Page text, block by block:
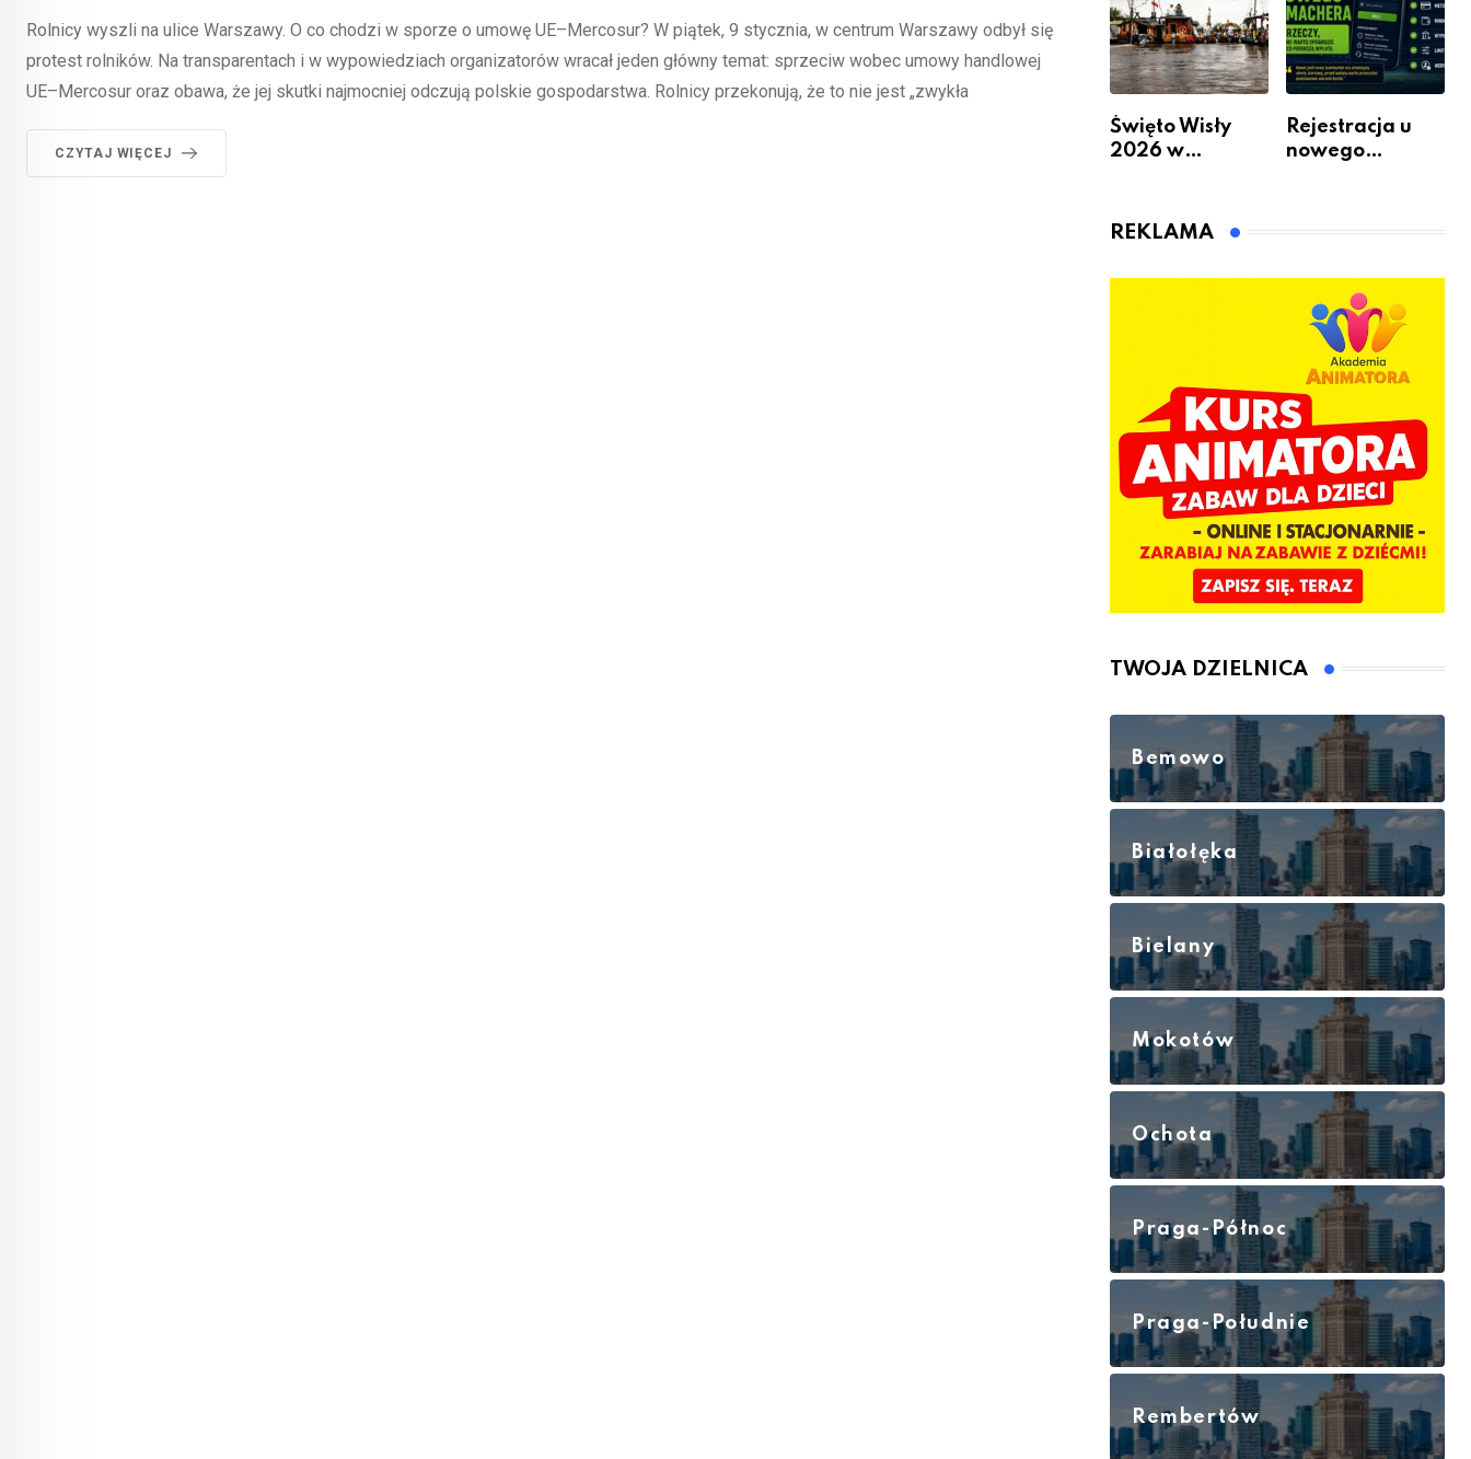
Rolnicy wyszli na ulice Warszawy. O co chodzi w sporze o umowę UE–Mercosur? W piątek, 9 stycznia, w centrum Warszawy odbył się
protest rolników. Na transparentach i w wypowiedziach organizatorów wracał jeden główny temat: sprzeciw wobec umowy handlowej
UE–Mercosur oraz obawa, że jej skutki najmocniej odczują polskie gospodarstwa. Rolnicy przekonują, że to nie jest „zwykła
CZYTAJ WIĘCEJ
Kosztownego
Remontu
Święto Wisły
2026 w
się będzie działo
Rejestracja u
nowego
wpłatą
REKLAMA
TWOJA DZIELNICA
Bemowo
Białołęka
Bielany
Mokotów
Ochota
Praga-Północ
Praga-Południe
Rembertów